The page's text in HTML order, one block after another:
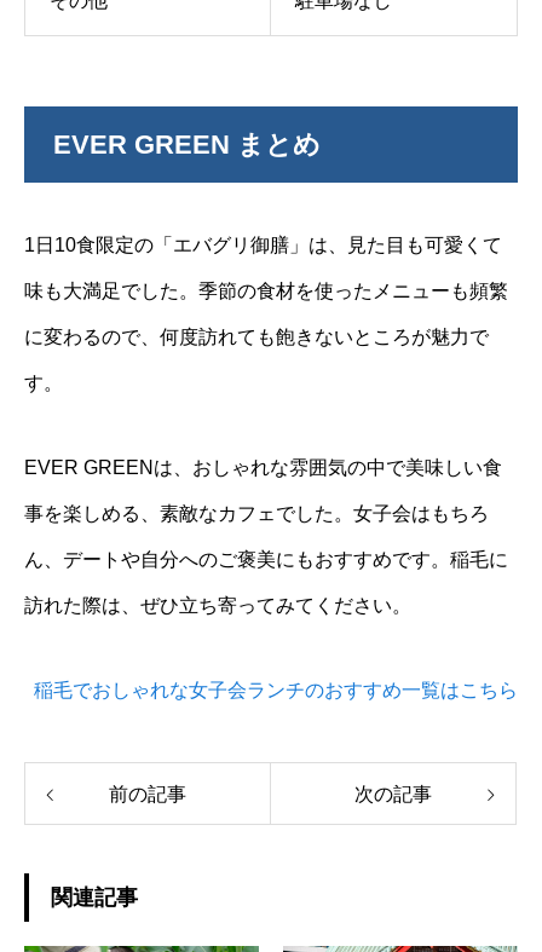
EVER GREEN まとめ
1日10食限定の「エバグリ御膳」は、見た目も可愛くて
味も大満足でした。季節の食材を使ったメニューも頻繁
に変わるので、何度訪れても飽きないところが魅力で
す。
EVER GREENは、おしゃれな雰囲気の中で美味しい食
事を楽しめる、素敵なカフェでした。女子会はもちろ
ん、デートや自分へのご褒美にもおすすめです。稲毛に
訪れた際は、ぜひ立ち寄ってみてください。
稲毛でおしゃれな女子会ランチのおすすめ一覧はこちら
前の記事 次の記事
関連記事